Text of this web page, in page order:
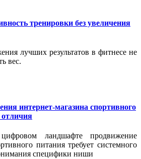
тренировки без увеличения
лучших результатов в фитнесе не
вес.
интернет-магазина спортивного
ландшафте продвижение
питания требует системного
специфики ниши